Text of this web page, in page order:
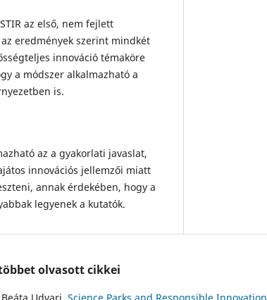
az első, nem fejlett
eredmények szerint mindkét
innováció témaköre
a módszer alkalmazható a
is.
az a gyakorlati javaslat,
innovációs jellemzői miatt
annak érdekében, hogy a
legyenek a kutatók.
olvasott cikkei